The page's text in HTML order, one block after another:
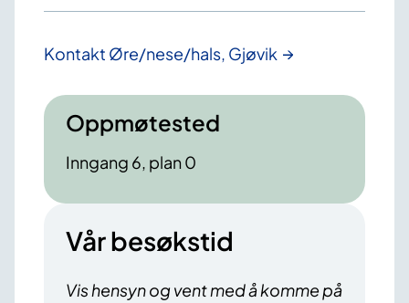
Kontakt Øre/nese/hals, Gjøvik
Oppmøtested
Inngang 6, plan 0
Vår besøkstid
Vis hensyn og vent med å komme på